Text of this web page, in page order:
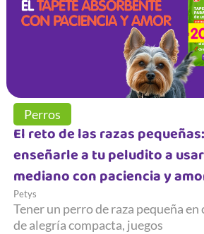
Perros
El reto de las razas
enseñarle a tu peludito a
mediano con paciencia y
Petys
Tener un perro de raza pequeña en
de alegría compacta, juegos